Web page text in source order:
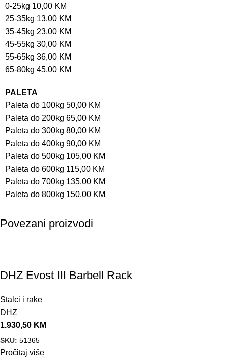
0-25kg 10,00 KM
25-35kg 13,00 KM
35-45kg 23,00 KM
45-55kg 30,00 KM
55-65kg 36,00 KM
65-80kg 45,00 KM
PALETA
Paleta do 100kg 50,00 KM
Paleta do 200kg 65,00 KM
Paleta do 300kg 80,00 KM
Paleta do 400kg 90,00 KM
Paleta do 500kg 105,00 KM
Paleta do 600kg 115,00 KM
Paleta do 700kg 135,00 KM
Paleta do 800kg 150,00 KM
Povezani proizvodi
DHZ Evost III Barbell Rack
Stalci i rake
DHZ
1.930,50 KM
SKU: 51365
Pročitaj više